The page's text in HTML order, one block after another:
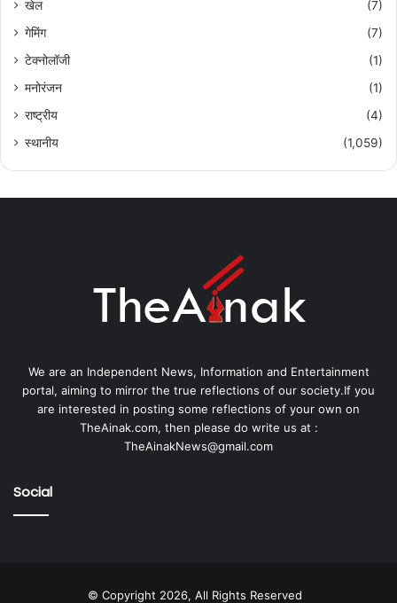
खेल
(7)
गेमिंग
(7)
टेक्नोलॉजी
(1)
मनोरंजन
(1)
राष्ट्रीय
(4)
स्थानीय
(1,059)
We are an Independent News, Information and Entertainment
portal, aiming to mirror the true reflections of our society.If you
are interested in posting some reflections of your own on
TheAinak.com, then please do write us at :
TheAinakNews@gmail.com
Social
© Copyright 2026, All Rights Reserved